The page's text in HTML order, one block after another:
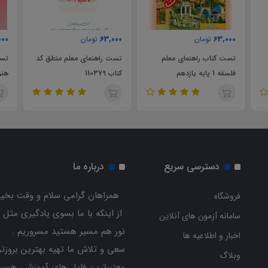
63,000 تومان
تست کتاب راهنمای معلم
فلسفه 1 پایه یازدهم
63,000 تومان
تست راهنمای معلم منطق کد
کتاب 110379
دسترسی سریع
فروشگاه
سامانه آزمون های آنلاین
اخبار و اطلاعیه ها
وبلاگ
درباره ما
همراهان گرامی سلام و وقت
از اینکه با ما بسوی یادگیری
نور هم مسیر هستید مسروریم .
سعی و تلاش ما تهیه بهترین